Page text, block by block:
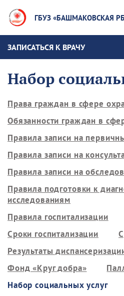
ГБУЗ «БАШМАКОВСКАЯ
ЗАПИСАТЬСЯ К ВРАЧУ
Набор
Права граждан в сфере
Обязанности граждан в
Правила записи на
Правила записи на
Правила записи на
Правила подготовки к
исследованиям
Правила госпитализации
Сроки госпитализации
Результаты
Фонд «Круг добра»
Набор социальных услуг